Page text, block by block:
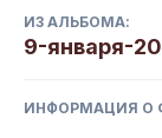
ИЗ АЛЬБОМА:
9-января-
ИНФОРМАЦИЯ О